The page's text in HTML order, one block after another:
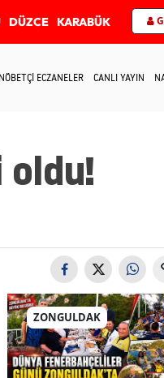
DÜZCE KARABÜK
NÖBETÇİ ECZANELER CANLI YAYIN
oldu!
ZONGULDAK